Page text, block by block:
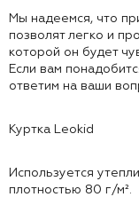
Мы надеемся, что
позволят легко и
которой он будет
Если вам
ответим на ваши
Куртка Leokid
Используется
плотностью 80 г/м².